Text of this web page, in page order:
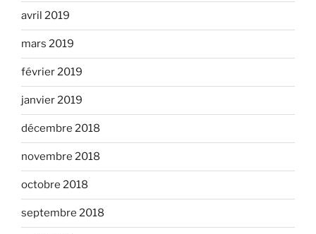
avril 2019
mars 2019
février 2019
janvier 2019
décembre 2018
novembre 2018
octobre 2018
septembre 2018